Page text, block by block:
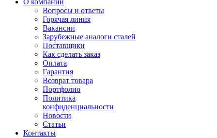
О компании
Вопросы и ответы
Горячая линия
Вакансии
Зарубежные аналоги сталей
Поставщики
Как сделать заказ
Оплата
Гарантия
Возврат товара
Портфолио
Политика
конфиденциальности
Новости
Статьи
Контакты